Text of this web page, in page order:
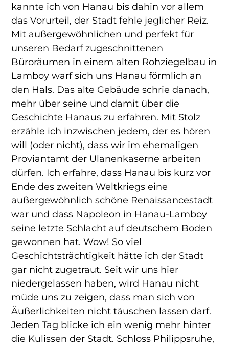
kannte ich von Hanau bis dahin vor allem
das Vorurteil, der Stadt fehle jeglicher Reiz.
Mit außergewöhnlichen und perfekt für
unseren Bedarf zugeschnittenen
Büroräumen in einem alten Rohziegelbau in
Lamboy warf sich uns Hanau förmlich an
den Hals. Das alte Gebäude schrie danach,
mehr über seine und damit über die
Geschichte Hanaus zu erfahren. Mit Stolz
erzähle ich inzwischen jedem, der es hören
will (oder nicht), dass wir im ehemaligen
Proviantamt der Ulanenkaserne arbeiten
dürfen. Ich erfahre, dass Hanau bis kurz vor
Ende des zweiten Weltkriegs eine
außergewöhnlich schöne Renaissancestadt
war und dass Napoleon in Hanau-Lamboy
seine letzte Schlacht auf deutschem Boden
gewonnen hat. Wow! So viel
Geschichtsträchtigkeit hätte ich der Stadt
gar nicht zugetraut. Seit wir uns hier
niedergelassen haben, wird Hanau nicht
müde uns zu zeigen, dass man sich von
Äußerlichkeiten nicht täuschen lassen darf.
Jeden Tag blicke ich ein wenig mehr hinter
die Kulissen der Stadt. Schloss Philippsruhe,